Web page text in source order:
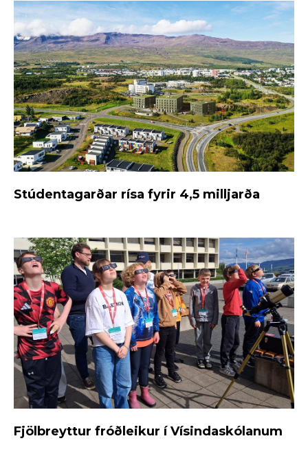
Stúdentagarðar rísa fyrir 4,5 milljarða
Fjölbreyttur fróðleikur í Vísindaskólanum